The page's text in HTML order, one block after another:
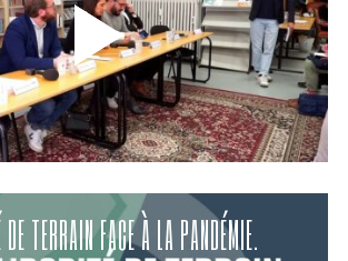
TERRAIN FACE À LA PANDÉMIE.